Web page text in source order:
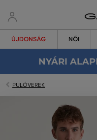
ÚJDONSÁG NŐI
NYÁRI
PULÓVEREK